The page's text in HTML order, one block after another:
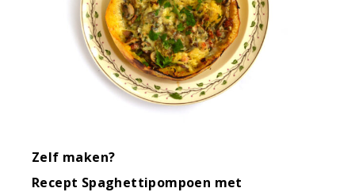
Zelf maken?
Recept Spaghettipompoen met